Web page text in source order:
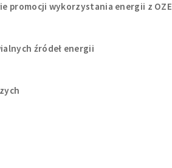
promocji wykorzystania energii z OZE
źródeł energii